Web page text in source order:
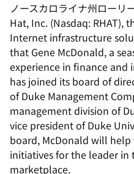
ノースカロライナ州ローリ
Hat, Inc. (Nasdaq: RHAT),
Internet infrastructure
that Gene McDonald, a
experience in finance and
has joined its board of
of Duke Management
management division of
vice president of Duke
board, McDonald will
initiatives for the leader in
marketplace.